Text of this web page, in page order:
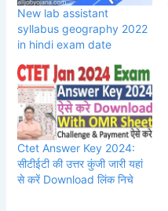
New lab assistant
syllabus geography 2022
in hindi exam date
Ctet Answer Key 2024:
सीटीईटी की उत्तर कुंजी जारी यहां
से करें Download लिंक निचे